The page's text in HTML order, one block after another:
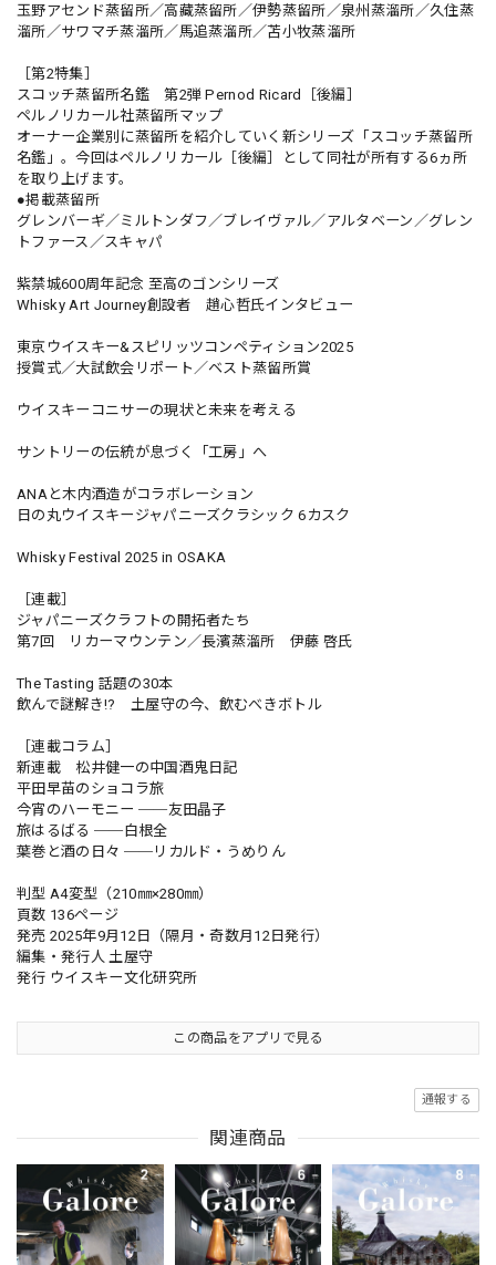
玉野アセンド蒸留所／高藏蒸留所／伊勢蒸留所／泉州蒸溜所／久住蒸
溜所／サワマチ蒸溜所／馬追蒸溜所／苫小牧蒸溜所
［第2特集］
スコッチ蒸留所名鑑 第2弾 Pernod Ricard［後編］
ペルノリカール社蒸留所マップ
オーナー企業別に蒸留所を紹介していく新シリーズ「スコッチ蒸留所
名鑑」。今回はペルノリカール［後編］として同社が所有する6ヵ所
を取り上げます。
●掲載蒸留所
グレンバーギ／ミルトンダフ／ブレイヴァル／アルタベーン／グレン
トファース／スキャパ
紫禁城600周年記念 至高のゴンシリーズ
Whisky Art Journey創設者 趙心哲氏インタビュー
東京ウイスキー&スピリッツコンペティション2025
授賞式／大試飲会リポート／ベスト蒸留所賞
ウイスキーコニサーの現状と未来を考える
サントリーの伝統が息づく「工房」へ
ANAと木内酒造がコラボレーション
日の丸ウイスキージャパニーズクラシック 6カスク
Whisky Festival 2025 in OSAKA
［連載］
ジャパニーズクラフトの開拓者たち
第7回 リカーマウンテン／長濱蒸溜所 伊藤 啓氏
The Tasting 話題の30本
飲んで謎解き!? 土屋守の今、飲むべきボトル
［連載コラム］
新連載 松井健一の中国酒鬼日記
平田早苗のショコラ旅
今宵のハーモニー ──友田晶子
旅はるばる ──白根全
葉巻と酒の日々 ──リカルド・うめりん
判型 A4変型（210㎜×280㎜）
頁数 136ページ
発売 2025年9月12日（隔月・奇数月12日発行）
編集・発行人 土屋守
発行 ウイスキー文化研究所
この商品をアプリで見る
通報する
関連商品